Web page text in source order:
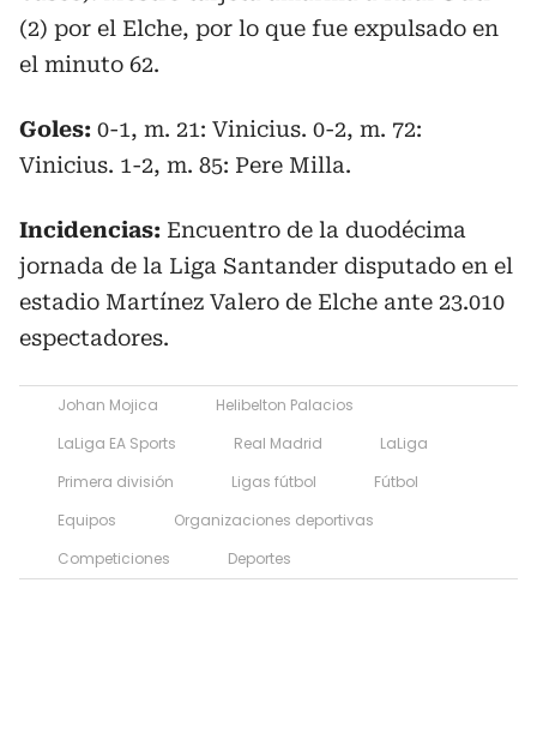
(2) por el Elche, por lo que fue expulsado en
el minuto 62.
Goles: 0-1, m. 21: Vinicius. 0-2, m. 72:
Vinicius. 1-2, m. 85: Pere Milla.
Incidencias: Encuentro de la duodécima
jornada de la Liga Santander disputado en el
estadio Martínez Valero de Elche ante 23.010
espectadores.
Johan Mojica
Helibelton Palacios
LaLiga EA Sports
Real Madrid
LaLiga
Primera división
Ligas fútbol
Fútbol
Equipos
Organizaciones deportivas
Competiciones
Deportes